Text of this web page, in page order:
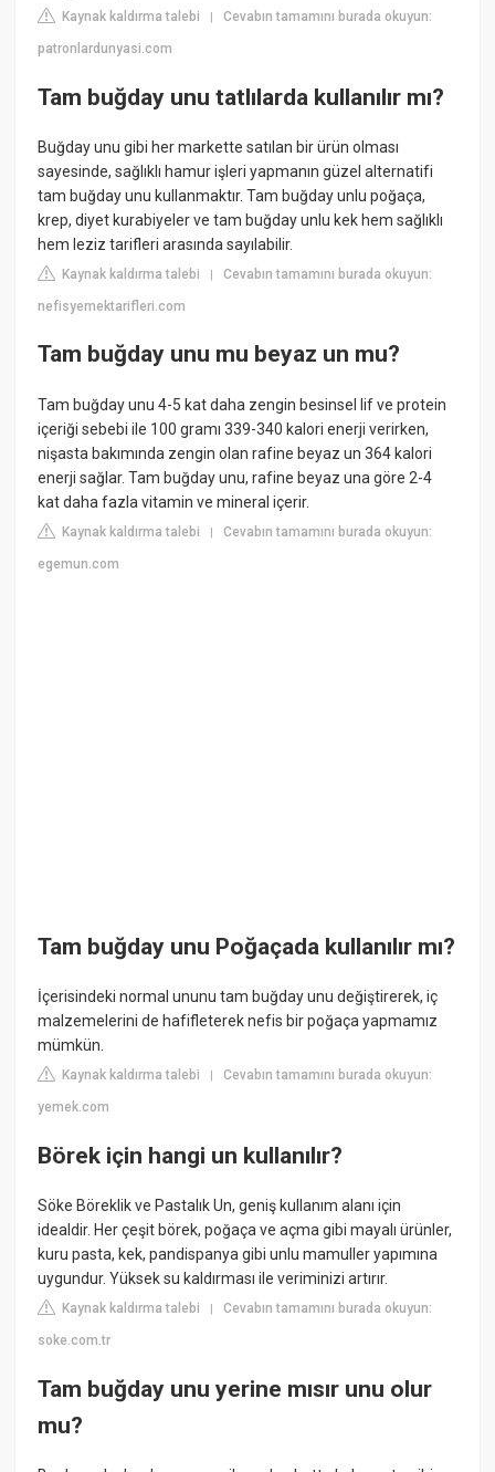
Kaynak kaldırma talebi |Cevabın tamamını burada okuyun:
patronlardunyasi.com
Tam buğday unu tatlılarda kullanılır mı?
Buğday unu gibi her markette satılan bir ürün olması
sayesinde, sağlıklı hamur işleri yapmanın güzel alternatifi
tam buğday unu kullanmaktır. Tam buğday unlu poğaça,
krep, diyet kurabiyeler ve tam buğday unlu kek hem sağlıklı
hem leziz tarifleri arasında sayılabilir.
Kaynak kaldırma talebi |Cevabın tamamını burada okuyun:
nefisyemektarifleri.com
Tam buğday unu mu beyaz un mu?
Tam buğday unu 4-5 kat daha zengin besinsel lif ve protein
içeriği sebebi ile 100 gramı 339-340 kalori enerji verirken,
nişasta bakımında zengin olan rafine beyaz un 364 kalori
enerji sağlar. Tam buğday unu, rafine beyaz una göre 2-4
kat daha fazla vitamin ve mineral içerir.
Kaynak kaldırma talebi |Cevabın tamamını burada okuyun:
egemun.com
Tam buğday unu Poğaçada kullanılır mı?
İçerisindeki normal ununu tam buğday unu değiştirerek, iç
malzemelerini de hafifleterek nefis bir poğaça yapmamız
mümkün.
Kaynak kaldırma talebi |Cevabın tamamını burada okuyun:
yemek.com
Börek için hangi un kullanılır?
Söke Böreklik ve Pastalık Un, geniş kullanım alanı için
idealdir. Her çeşit börek, poğaça ve açma gibi mayalı ürünler,
kuru pasta, kek, pandispanya gibi unlu mamuller yapımına
uygundur. Yüksek su kaldırması ile veriminizi artırır.
Kaynak kaldırma talebi |Cevabın tamamını burada okuyun:
soke.com.tr
Tam buğday unu yerine mısır unu olur
mu?